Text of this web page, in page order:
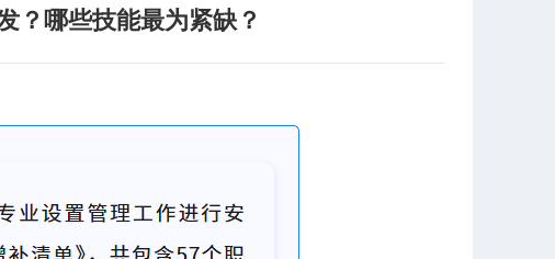
？哪些技能最为紧缺？